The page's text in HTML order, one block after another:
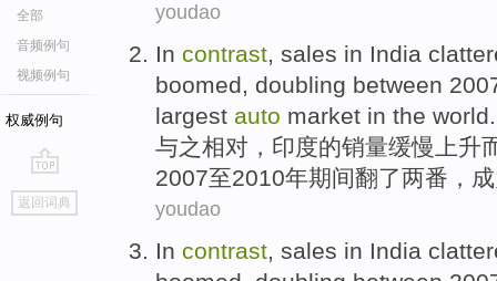
全部
音频例句
视频例句
权威例句
go
top
返回词典
youdao
In contrast, sales in India
boomed, doubling between
largest auto market in the world.
与之相对， 印度的销量缓慢 上升
2007至2010年期间翻了两番，
youdao
In contrast sales in India